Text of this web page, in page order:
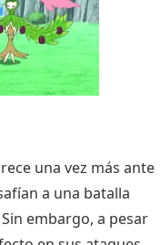
una vez más ante
a una batalla
embargo, a pesar